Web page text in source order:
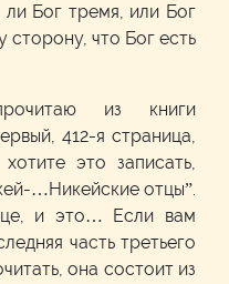
ли Бог тремя, или Бог
сторону, что Бог есть
из книги
412-я страница,
это записать,
…Никейские отцы”.
и это… Если вам
часть третьего
она состоит из